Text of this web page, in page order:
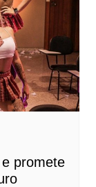
e promete